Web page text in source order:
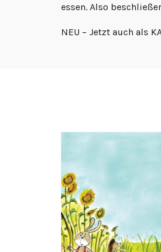
essen. Also
NEU – Jetzt auch als